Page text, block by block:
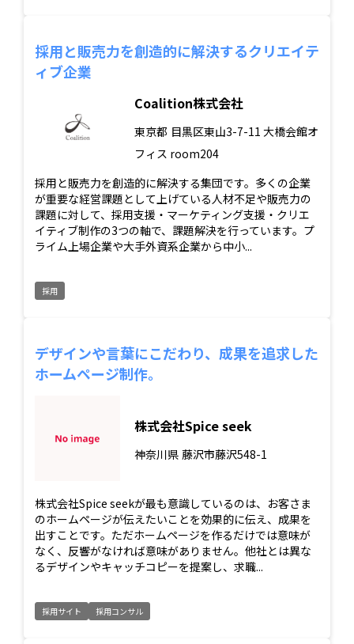
採用と販売力を創造的に解決するクリエイテ
ィブ企業
Coalition株式会社
東京都 目黒区東山3-7-11 大橋会館オ
フィス room204
採用と販売力を創造的に解決する集団です。多くの企業
が重要な経営課題として上げている人材不足や販売力の
課題に対して、採用支援・マーケティング支援・クリエ
イティブ制作の3つの軸で、課題解決を行っています。プ
ライム上場企業や大手外資系企業から中小...
採用
デザインや言葉にこだわり、成果を追求した
ホームページ制作。
株式会社Spice seek
神奈川県 藤沢市藤沢548-1
株式会社Spice seekが最も意識しているのは、お客さま
のホームページが伝えたいことを効果的に伝え、成果を
出すことです。ただホームページを作るだけでは意味が
なく、反響がなければ意味がありません。他社とは異な
るデザインやキャッチコピーを提案し、求職...
採用サイト 採用コンサル